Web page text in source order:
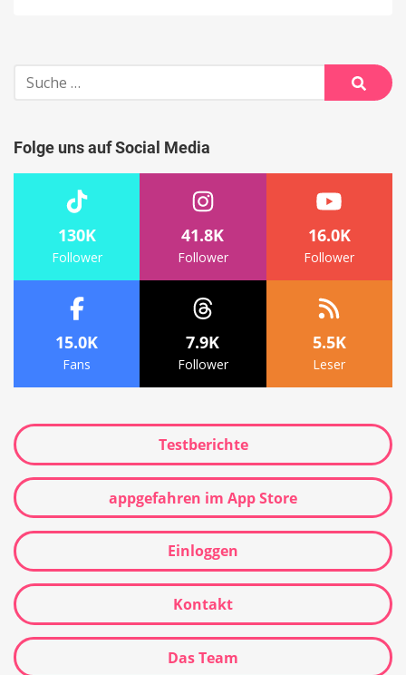
Suche
nach:
Suche
Folge uns auf Social Media
130K
Follower
41.8K
Follower
16.0K
Follower
15.0K
Fans
7.9K
Follower
5.5K
Leser
Testberichte
appgefahren im App Store
Einloggen
Kontakt
Das Team